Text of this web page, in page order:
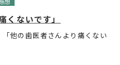
くないです」
の歯医者さんより痛くない